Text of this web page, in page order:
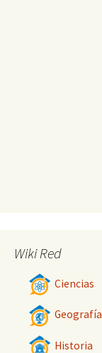
Wiki Red
Ciencias
Geografía
Historia